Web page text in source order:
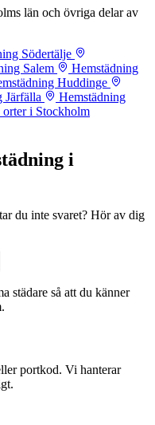
län och övriga delar av
Södertälje
Salem
Hemstädning
Huddinge
Järfälla
Hemstädning
i Stockholm
i
du inte svaret? Hör av dig
städare så att du känner
portkod. Vi hanterar